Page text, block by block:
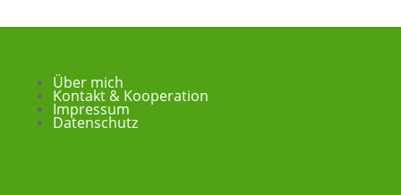
Über mich
Kontakt & Kooperation
Impressum
Datenschutz